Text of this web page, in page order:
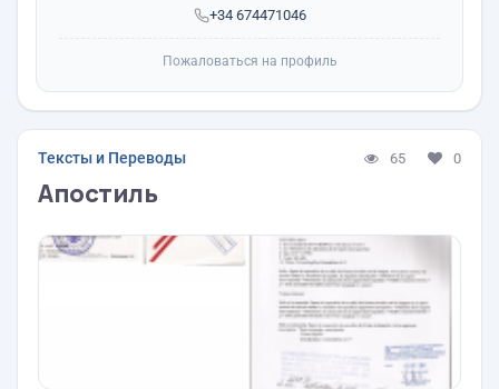
+34 674471046
Пожаловаться на профиль
Тексты и Переводы 65 0
Апостиль